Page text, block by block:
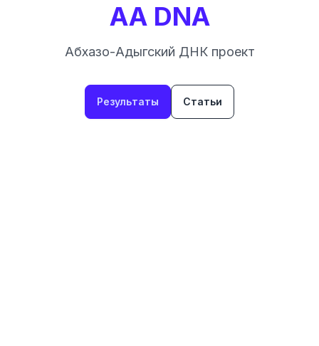
AA DNA
Абхазо-Адыгский ДНК проект
Результаты Статьи